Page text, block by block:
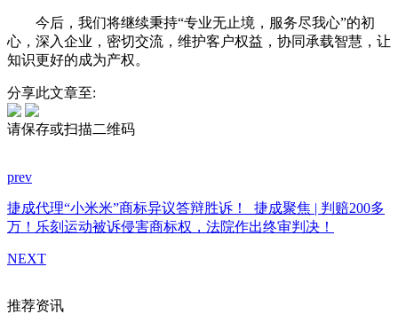
今后，我们将继续秉持“专业无止境，服务尽我心”的初
心，深入企业，密切交流， 维护客户权益，协同承载智慧 ，让
知识更好的成为产权。
分享此文章至:
请保存或扫描二维码
prev
捷成代理“小米米”商标异议答辩胜诉！
捷成聚焦 | 判赔200多
万！乐刻运动被诉侵害商标权，法院作出终审判决！
NEXT
推荐资讯